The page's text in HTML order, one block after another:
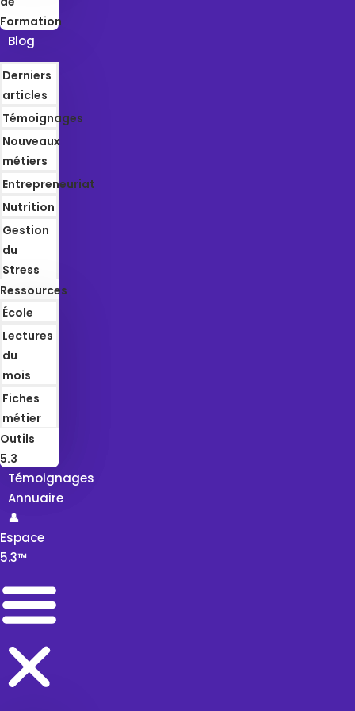
Formation
Blog
Derniers
articles
Témoignages
Nouveaux
métiers
Entrepreneuriat
Nutrition
Gestion
du
Stress
Ressources
École
Lectures
du
mois
Fiches
métier
Outils
5.3
Témoignages
Annuaire
👤
Espace
5.3™